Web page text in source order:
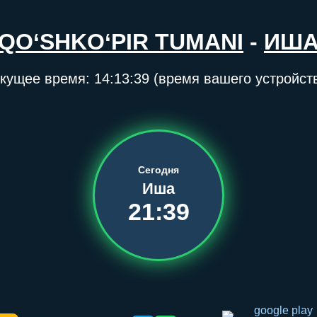
TUMANI -
время: 14:13:39(время вашего
Сегодня
Иша
21:39